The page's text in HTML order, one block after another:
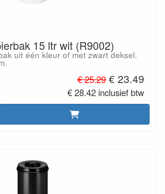
15 ltr wit (R9002)
uit één kleur of met zwart deksel.
€ 25.29 € 23.49
€ 28.42 inclusief btw